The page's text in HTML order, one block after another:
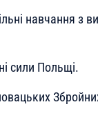
навчання з
сили Польщі.